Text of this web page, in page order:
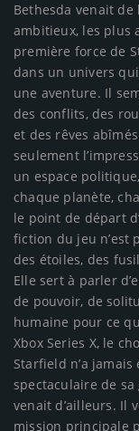
Bethesda venait de
ambitieux, les plus
première force de
dans un univers
une aventure. Il
des conflits, des
et des rêves
seulement
un espace
chaque planète,
le point de départ
fiction du jeu n’est
des étoiles, des
Elle sert à parler
de pouvoir, de
humaine pour ce
Xbox Series X, le
Starfield n’a
spectaculaire de
venait d’ailleurs. Il
mission principale